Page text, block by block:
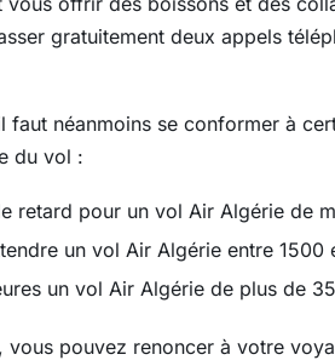
gratuitement deux appels
néanmoins se conformer à
du vol :
retard pour un vol Air Algérie de
un vol Air Algérie entre 1500
un vol Air Algérie de plus de
, vous pouvez renoncer à votre